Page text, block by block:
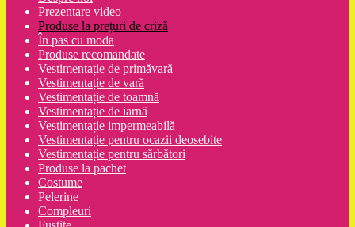
Prezentare video
Produse la prețuri de criză
În pas cu moda
Produse recomandate
Vestimentație de primăvară
Vestimentație de vară
Vestimentație de toamnă
Vestimentație de iarnă
Vestimentație impermeabilă
Vestimentație pentru ocazii deosebite
Vestimentație pentru sărbători
Produse la pachet
Costume
Pelerine
Compleuri